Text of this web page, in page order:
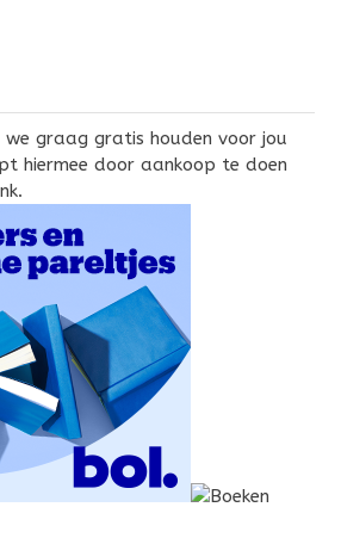
we graag gratis houden voor jou
hiermee door aankoop te doen